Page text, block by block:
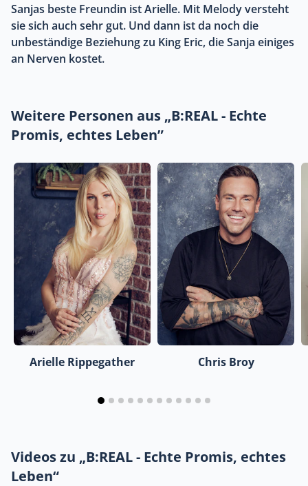
Sanjas beste Freundin ist Arielle. Mit Melody versteht
sie sich auch sehr gut. Und dann ist da noch die
unbeständige Beziehung zu King Eric, die Sanja einiges
an Nerven kostet.
Weitere Personen aus „B:REAL - Echte
Promis, echtes Leben”
Arielle Rippegather Chris Broy
Videos zu „B:REAL - Echte Promis, echtes
Leben“